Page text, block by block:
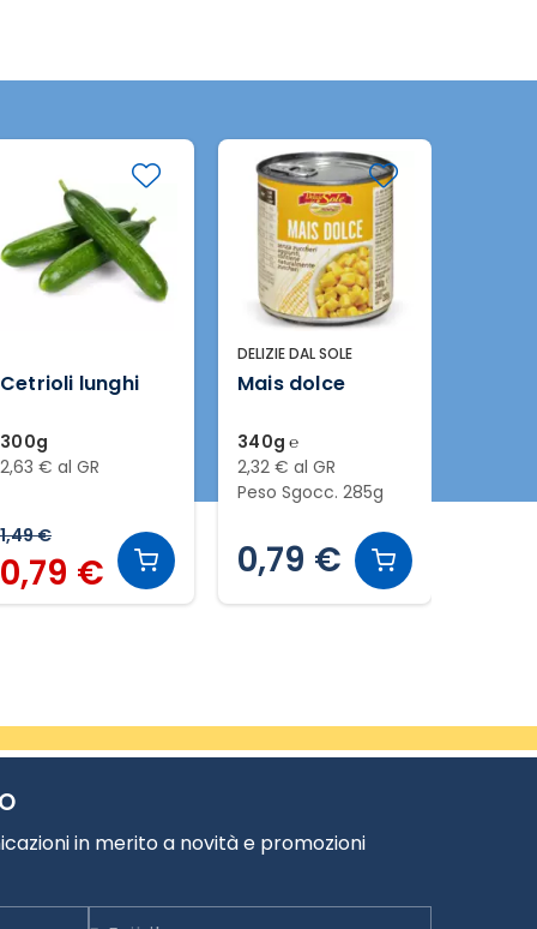
Cetrioli lunghi
300g
2,63 € al GR
1,49 €
0,79 €
DELIZIE DAL SOLE
Mais dolce
340g ℮
2,32 € al GR
Peso Sgocc. 285g
0,79 €
in merito a novità e promozioni